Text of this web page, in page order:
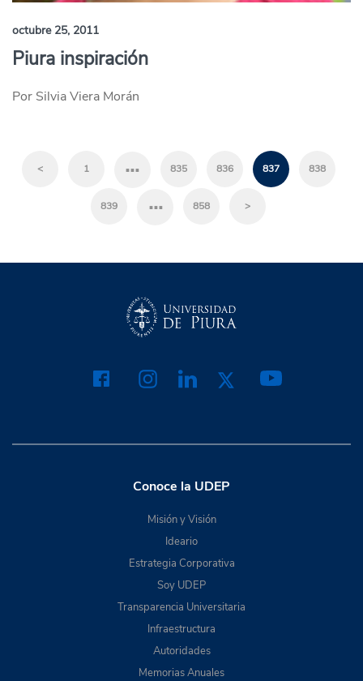
octubre 25, 2011
Piura inspiración
Por Silvia Viera Morán
< 1 … 835 836 837 838
839 … 858 >
Conoce la UDEP
Misión y Visión
Ideario
Estrategia Corporativa
Soy UDEP
Transparencia Universitaria
Infraestructura
Autoridades
Memorias Anuales